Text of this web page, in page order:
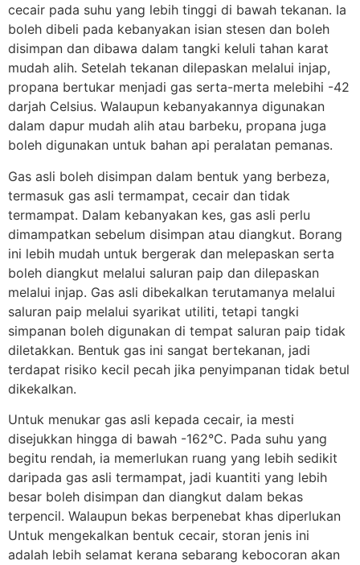
cecair pada suhu yang lebih tinggi di bawah tekanan. Ia
boleh dibeli pada kebanyakan isian stesen dan boleh
disimpan dan dibawa dalam tangki keluli tahan karat
mudah alih. Setelah tekanan dilepaskan melalui injap,
propana bertukar menjadi gas serta-merta melebihi -42
darjah Celsius. Walaupun kebanyakannya digunakan
dalam dapur mudah alih atau barbeku, propana juga
boleh digunakan untuk bahan api peralatan pemanas.
Gas asli boleh disimpan dalam bentuk yang berbeza,
termasuk gas asli termampat, cecair dan tidak
termampat. Dalam kebanyakan kes, gas asli perlu
dimampatkan sebelum disimpan atau diangkut. Borang
ini lebih mudah untuk bergerak dan melepaskan serta
boleh diangkut melalui saluran paip dan dilepaskan
melalui injap. Gas asli dibekalkan terutamanya melalui
saluran paip melalui syarikat utiliti, tetapi tangki
simpanan boleh digunakan di tempat saluran paip tidak
diletakkan. Bentuk gas ini sangat bertekanan, jadi
terdapat risiko kecil pecah jika penyimpanan tidak betul
dikekalkan.
Untuk menukar gas asli kepada cecair, ia mesti
disejukkan hingga di bawah -162°C. Pada suhu yang
begitu rendah, ia memerlukan ruang yang lebih sedikit
daripada gas asli termampat, jadi kuantiti yang lebih
besar boleh disimpan dan diangkut dalam bekas
terpencil. Walaupun bekas berpenebat khas diperlukan
Untuk mengekalkan bentuk cecair, storan jenis ini
adalah lebih selamat kerana sebarang kebocoran akan